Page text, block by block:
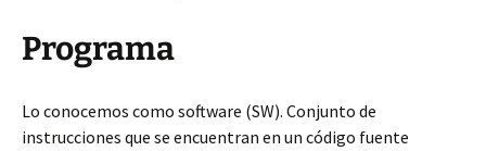
Programa
Lo conocemos como software (SW). Conjunto de
instrucciones que se encuentran en un código fuente